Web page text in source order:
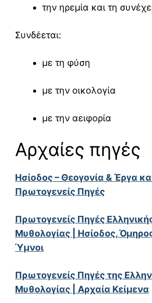
την ηρεμία και τη
Συνδέεται:
με τη φύση
με την οικολογία
με την αειφορία
Αρχαίες πηγές
Ησίοδος – Θεογονία & Έργα
Πρωτογενείς Πηγές
Πρωτογενείς Πηγές
Μυθολογίας | Ησίοδος,
Ύμνοι
Πρωτογενείς Πηγές της
Μυθολογίας | Αρχαία Κείμενα